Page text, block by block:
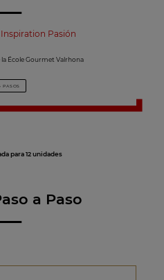
Inspiration Pasión
École Gourmet Valrhona
PASOS
para 12 unidades
a Paso